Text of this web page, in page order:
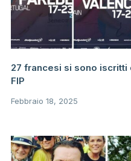
27 francesi si sono
FIP
Febbraio 18, 2025